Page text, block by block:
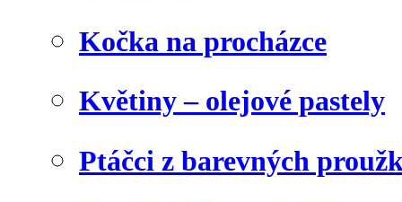
Kočka na procházce
Květiny – olejové pastely
Ptáčci z barevných